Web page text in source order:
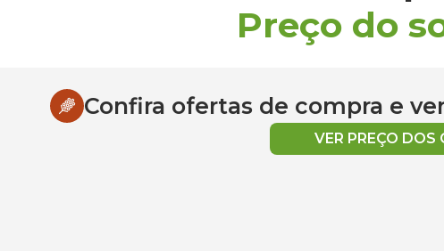
Preço do
Confira ofertas de compra e
VER PREÇO DOS